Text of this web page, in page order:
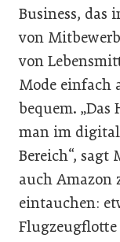
Business, das
von
von
Mode einfach
bequem.
man im
Bereich“, sagt
auch Amazon
eintauchen:
Flugzeugflotte